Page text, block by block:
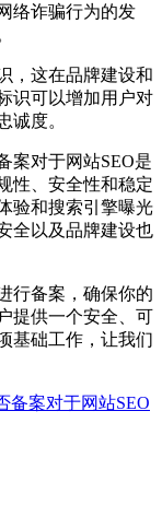
络诈骗行为的发
，这在品牌建设和
识可以增加用户对
诚度。
案对于网站SEO是
性、安全性和稳定
验和搜索引擎曝光
全以及品牌建设也
行备案，确保你的
提供一个安全、可
基础工作，让我们
备案对于网站SEO